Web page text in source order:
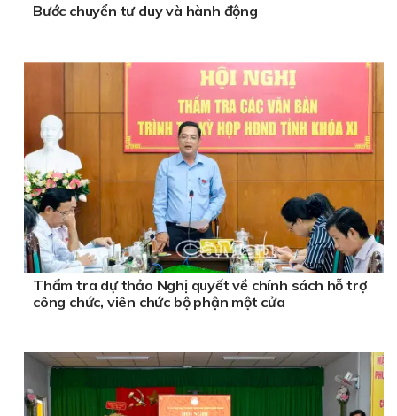
Bước chuyển tư duy và hành động
Thẩm tra dự thảo Nghị quyết về chính sách hỗ trợ
công chức, viên chức bộ phận một cửa